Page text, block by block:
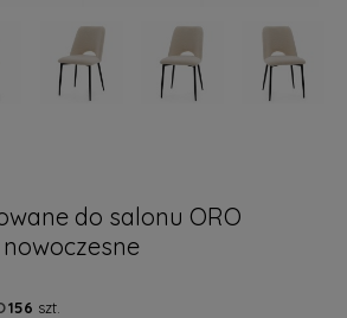
do salonu ORO
156 szt.